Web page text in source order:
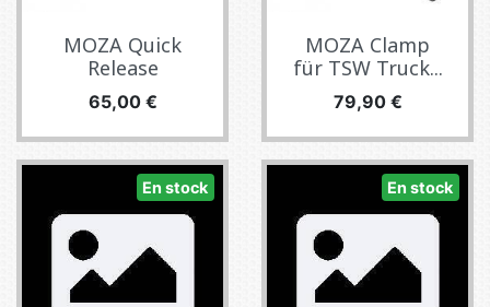
MOZA Quick
Release
Prix
65,00 €
MOZA Clamp
für TSW Truck...
Prix
79,90 €
En stock En stock